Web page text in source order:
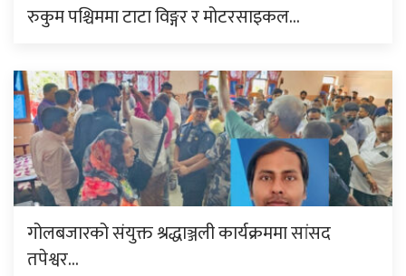
रुकुम पश्चिममा टाटा विङ्गर र मोटरसाइकल…
गोलबजारको संयुक्त श्रद्धाञ्जली कार्यक्रममा सांसद
तपेश्वर…